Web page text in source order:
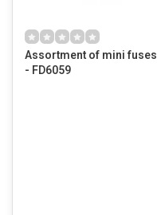
Assortment of mini fuses
- FD6059